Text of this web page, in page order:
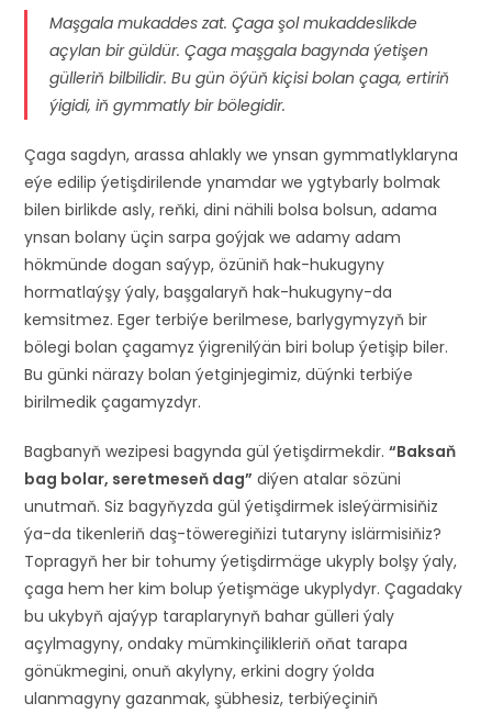
Maşgala mukaddes zat. Çaga şol mukaddeslikde
açylan bir güldür. Çaga maşgala bagynda ýetişen
gülleriň bilbilidir. Bu gün öýüň kiçisi bolan çaga, ertiriň
ýigidi, iň gymmatly bir bölegidir.
Çaga sagdyn, arassa ahlakly we ynsan gymmatlyklaryna
eýe edilip ýetişdirilende ynamdar we ygtybarly bolmak
bilen birlikde asly, reňki, dini nähili bolsa bolsun, adama
ynsan bolany üçin sarpa goýjak we adamy adam
hökmünde dogan saýyp, özüniň hak-hukugyny
hormatlaýşy ýaly, başgalaryň hak-hukugyny-da
kemsitmez. Eger terbiýe berilmese, barlygymyzyň bir
bölegi bolan çagamyz ýigrenilýän biri bolup ýetişip biler.
Bu günki närazy bolan ýetginjegimiz, düýnki terbiýe
birilmedik çagamyzdyr.
Bagbanyň wezipesi bagynda gül ýetişdirmekdir.“Baksaň
bag bolar, seretmeseň dag” diýen atalar sözüni
unutmaň. Siz bagyňyzda gül ýetişdirmek isleýärmisiňiz
ýa-da tikenleriň daş-töweregiňizi tutaryny islärmisiňiz?
Topragyň her bir tohumy ýetişdirmäge ukyply bolşy ýaly,
çaga hem her kim bolup ýetişmäge ukyplydyr. Çagadaky
bu ukybyň ajaýyp taraplarynyň bahar gülleri ýaly
açylmagyny, ondaky mümkinçilikleriň oňat tarapa
gönükmegini, onuň akylyny, erkini dogry ýolda
ulanmagyny gazanmak, şübhesiz, terbiýeçiniň